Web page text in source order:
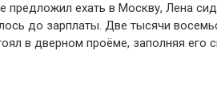
предложил ехать в Москву, Лена
до зарплаты. Две тысячи
в дверном проёме, заполняя его